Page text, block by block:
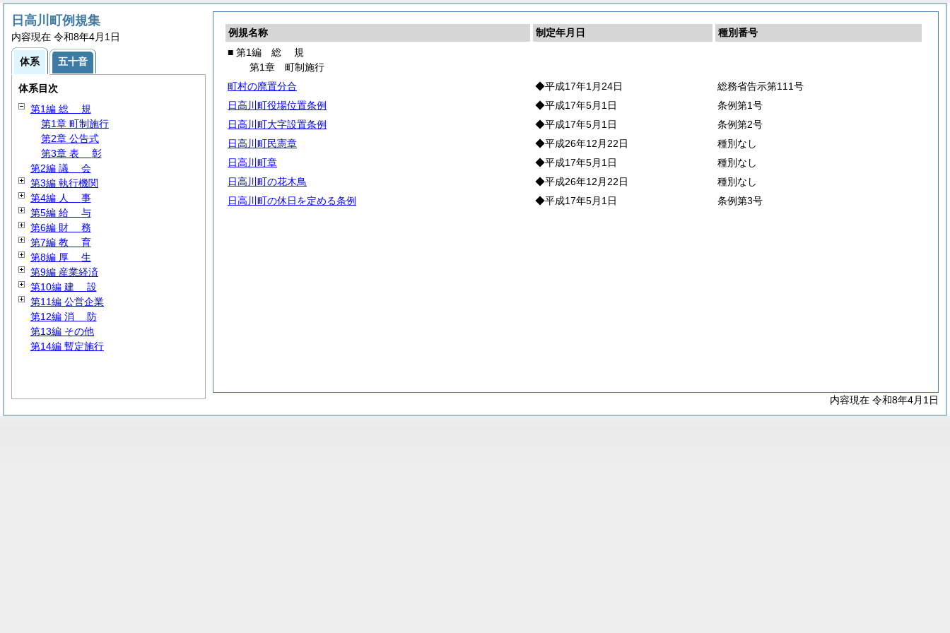
例規名称 制定年月日
種別番号
■ 第1編 総 規
第1章 町制施行
町村の廃置分合
◆平成17年1月24日
総務省告示第111号
日高川町役場位置条例
◆平成17年5月1日
条例第1号
日高川町大字設置条例
◆平成17年5月1日
条例第2号
日高川町民憲章
◆平成26年12月22日
種別なし
日高川町章
◆平成17年5月1日
種別なし
日高川町の花木鳥
◆平成26年12月22日
種別なし
日高川町の休日を定める条例
◆平成17年5月1日 条例第3号
内容現在 令和8年4月1日
日高川町例規集
内容現在 令和8年4月1日
体系 五十音
体系目次
第1編 総 規
第1章 町制施行
第2章 公告式
第3章 表 彰
第2編 議 会
第3編 執行機関
第4編 人 事
第5編 給 与
第6編 財 務
第7編 教 育
第8編 厚 生
第9編 産業経済
第10編 建 設
第11編 公営企業
第12編 消 防
第13編 その他
第14編 暫定施行